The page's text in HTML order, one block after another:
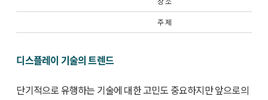
주 제
디스플레이 기술의 트렌드
단기적으로 유행하는 기술에 대한 고민도 중요하지만 앞으로의